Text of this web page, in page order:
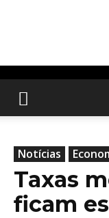
Notícias
Taxas
ficam